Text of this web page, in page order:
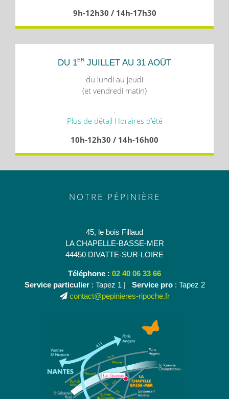
9h-12h30 / 14h-17h30
DU 1ER JUILLET AU 31 AOÛT
du lundi au jeudi
(et vendredi matin)
.
Plus de détail Horaires d’été
10h-12h30 / 14h-16h00
NOTRE PÉPINIÈRE
45, le bois Fillaud
LA CHAPELLE-BASSE-MER
44450 DIVATTE-SUR-LOIRE
Téléphone : 02 40 06 33 66
Service particulier: Tapez 1 | Service pro: Tapez 2
contact@pepinieres-ripoche.fr